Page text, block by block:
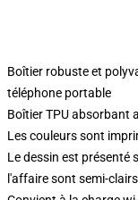
Boîtier robuste et
téléphone portable
Boîtier TPU absorbant
Les couleurs sont
Le dessin est présenté
l'affaire sont semi-